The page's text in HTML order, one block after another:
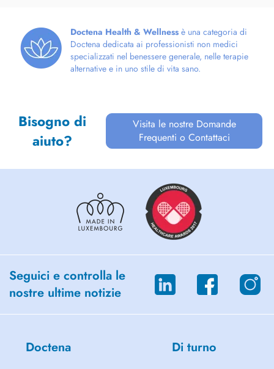
Doctena Health & Wellness è una categoria di
Doctena dedicata ai professionisti non medici
specializzati nel benessere generale, nelle terapie
alternative e in uno stile di vita sano.
Bisogno di
aiuto?
Visita le nostre Domande
Frequenti o Contattaci
Seguici e controlla le
nostre ultime notizie
Doctena Di turno